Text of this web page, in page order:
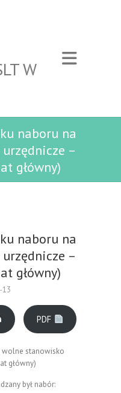
W
naboru na
–
główny)
naboru na
–
główny)
13
PDF
wolne stanowisko
główny)
był nabór: